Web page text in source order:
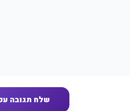
שלח תגובה